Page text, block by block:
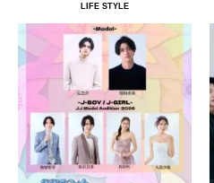
LIFE STYLE